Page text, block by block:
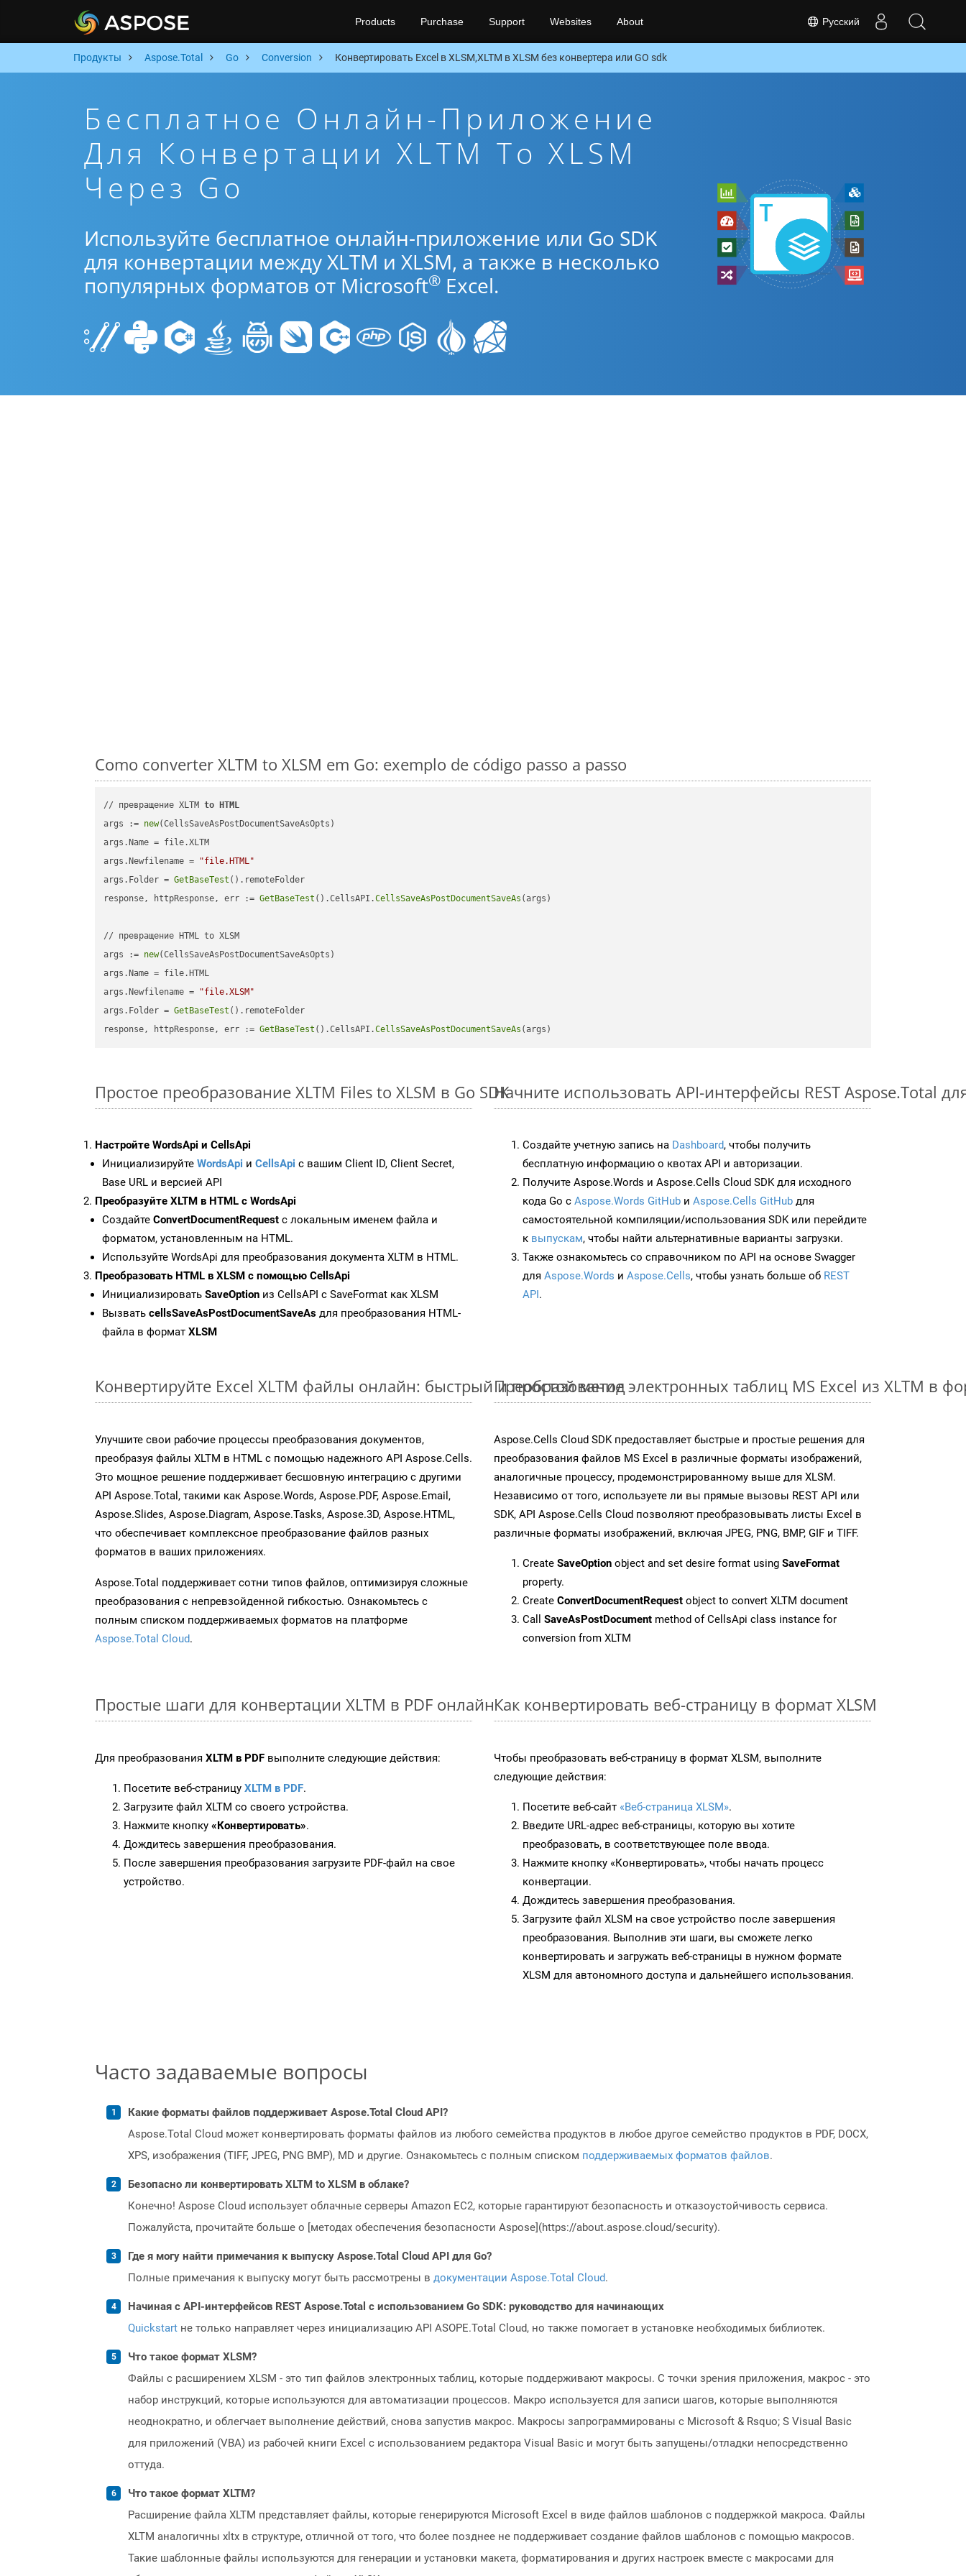
Русский
Products Purchase Support Websites About
Продукты Aspose.Total Go Conversion Конвертировать Excel в XLSM,XLTM в XLSM без конвертера или GO sdk
Бесплатное Онлайн-Приложение
Для Конвертации XLTM To XLSM
Через Go
Используйте бесплатное онлайн-приложение или Go SDK
для конвертации между XLTM и XLSM, а также в несколько
популярных форматов от Microsoft® Excel.
Como converter XLTM to XLSM em Go: exemplo de código passo a passo
// превращение XLTM to
HTML
args := new(CellsSaveAsPostDocumentSaveAsOpts)
args.Name = file.XLTM
args.Newfilename =
"file.HTML"
args.Folder = GetBaseTest ().remoteFolder
response, httpResponse, err := GetBaseTest ().CellsAPI.CellsSaveAsPostDocumentSaveAs (args)
// превращение HTML to XLSM
args := new(CellsSaveAsPostDocumentSaveAsOpts)
args.Name = file.HTML
args.Newfilename =
"file.XLSM"
args.Folder = GetBaseTest ().remoteFolder
response, httpResponse, err := GetBaseTest ().CellsAPI.CellsSaveAsPostDocumentSaveAs
Простое преобразование XLTM Files to XLSM в Go SDK
Настройте WordsApi и CellsApi
Инициализируйте WordsApi и CellsApi с вашим Client ID, Client Secret,
Base URL и версией API
Преобразуйте XLTM в HTML с WordsApi
Создайте ConvertDocumentRequest с локальным именем файла и
форматом, установленным на HTML.
Используйте WordsApi для преобразования документа XLTM в HTML.
Преобразовать HTML в XLSM с помощью CellsApi
Инициализировать SaveOption из CellsAPI с SaveFormat как XLSM
Вызвать cellsSaveAsPostDocumentSaveAs для преобразования HTML-
файла в формат XLSM
Начните использовать API-интерфейсы REST Aspose.Total
Создайте учетную запись на Dashboard, чтобы получить
бесплатную информацию о квотах API и авторизации.
Получите Aspose.Words и Aspose.Cells Cloud SDK для исходного
кода Go с Aspose.Words GitHub и Aspose.Cells GitHub для
самостоятельной компиляции/использования SDK или перейдите
к выпускам, чтобы найти альтернативные варианты загрузки.
Также ознакомьтесь со справочником по API на основе Swagger
для Aspose.Words и Aspose.Cells, чтобы узнать больше об REST
API.
Конвертируйте Excel XLTM файлы онлайн: быстрый и простой метод
Улучшите свои рабочие процессы преобразования документов,
преобразуя файлы XLTM в HTML с помощью надежного API Aspose.Cells.
Это мощное решение поддерживает бесшовную интеграцию с другими
API Aspose.Total, такими как Aspose.Words, Aspose.PDF, Aspose.Email,
Aspose.Slides, Aspose.Diagram, Aspose.Tasks, Aspose.3D, Aspose.HTML,
что обеспечивает комплексное преобразование файлов разных
форматов в ваших приложениях.
Aspose.Total поддерживает сотни типов файлов, оптимизируя сложные
преобразования с непревзойденной гибкостью. Ознакомьтесь с
полным списком поддерживаемых форматов на платформе
Aspose.Total Cloud.
Преобразование электронных таблиц MS Excel из XLTM в
Aspose.Cells Cloud SDK предоставляет быстрые и простые решения для
преобразования файлов MS Excel в различные форматы изображений,
аналогичные процессу, продемонстрированному выше для XLSM.
Независимо от того, используете ли вы прямые вызовы REST API или
SDK, API Aspose.Cells Cloud позволяют преобразовывать листы Excel в
различные форматы изображений, включая JPEG, PNG, BMP, GIF и TIFF.
Create SaveOption object and set desire format using SaveFormat
property.
Create ConvertDocumentRequest object to convert XLTM document
Call SaveAsPostDocument method of CellsApi class instance for
conversion from XLTM
Простые шаги для конвертации XLTM в PDF онлайн
Для преобразования XLTM в PDF выполните следующие действия:
Посетите веб-страницу XLTM в PDF.
Загрузите файл XLTM со своего устройства.
Нажмите кнопку «Конвертировать».
Дождитесь завершения преобразования.
После завершения преобразования загрузите PDF-файл на свое
устройство.
Как конвертировать веб-страницу в формат XLSM
Чтобы преобразовать веб-страницу в формат XLSM, выполните
следующие действия:
Посетите веб-сайт «Веб-страница XLSM».
Введите URL-адрес веб-страницы, которую вы хотите
преобразовать, в соответствующее поле ввода.
Нажмите кнопку «Конвертировать», чтобы начать процесс
конвертации.
Дождитесь завершения преобразования.
Загрузите файл XLSM на свое устройство после завершения
преобразования. Выполнив эти шаги, вы сможете легко
конвертировать и загружать веб-страницы в нужном формате
XLSM для автономного доступа и дальнейшего использования.
Часто задаваемые вопросы
Какие форматы файлов поддерживает Aspose.Total Cloud API?
Aspose.Total Cloud может конвертировать форматы файлов из любого семейства продуктов в любое другое семейство продуктов в PDF, DOCX,
XPS, изображения (TIFF, JPEG, PNG BMP), MD и другие. Ознакомьтесь с полным списком поддерживаемых форматов файлов.
Безопасно ли конвертировать XLTM to XLSM в облаке?
Конечно! Aspose Cloud использует облачные серверы Amazon EC2, которые гарантируют безопасность и отказоустойчивость сервиса.
Пожалуйста, прочитайте больше о [методах обеспечения безопасности Aspose](https://about.aspose.cloud/security).
Где я могу найти примечания к выпуску Aspose.Total Cloud API для Go?
Полные примечания к выпуску могут быть рассмотрены в документации Aspose.Total Cloud.
Начиная с API-интерфейсов REST Aspose.Total с использованием Go SDK: руководство для начинающих
Quickstart не только направляет через инициализацию API ASOPE.Total Cloud, но также помогает в установке необходимых библиотек.
Что такое формат XLSM?
Файлы с расширением XLSM - это тип файлов электронных таблиц, которые поддерживают макросы. С точки зрения приложения, макрос - это
набор инструкций, которые используются для автоматизации процессов. Макро используется для записи шагов, которые выполняются
неоднократно, и облегчает выполнение действий, снова запустив макрос. Макросы запрограммированы с Microsoft & Rsquo; S Visual Basic
для приложений (VBA) из рабочей книги Excel с использованием редактора Visual Basic и могут быть запущены/отладки непосредственно
оттуда.
Что такое формат XLTM?
Расширение файла XLTM представляет файлы, которые генерируются Microsoft Excel в виде файлов шаблонов с поддержкой макроса. Файлы
XLTM аналогичны xltx в структуре, отличной от того, что более позднее не поддерживает создание файлов шаблонов с помощью макросов.
Такие шаблонные файлы используются для генерации и установки макета, форматирования и других настроек вместе с макросами для